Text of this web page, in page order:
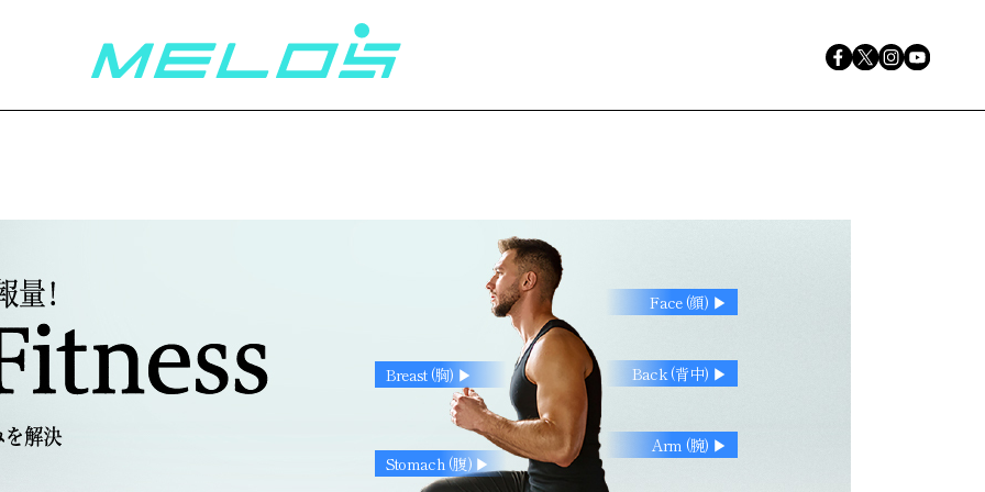
Face (顔) ▶︎
Breast (胸) ▶︎ Back (背中) ▶︎
Arm (腕) ▶︎
Stomach (腹) ▶︎